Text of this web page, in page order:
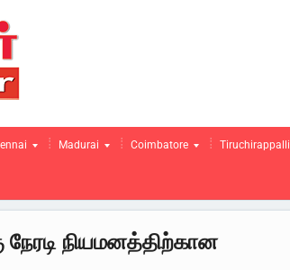
Madurai Coimbatore Tiruchirappalli
நியமனத்திற்கான